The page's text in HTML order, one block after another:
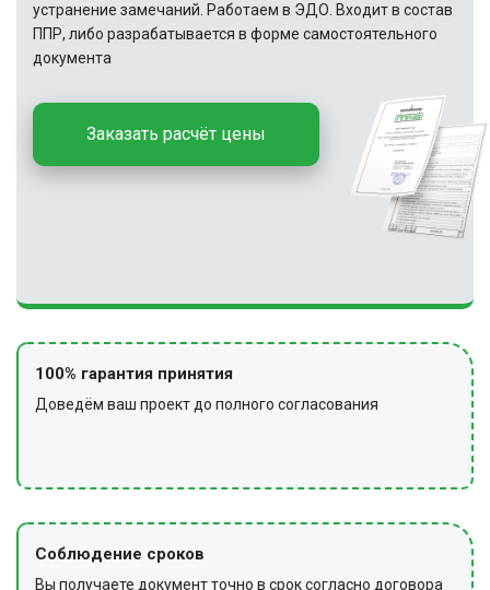
устранение замечаний. Работаем в ЭДО. Входит в состав
ППР, либо разрабатывается в форме самостоятельного
документа
Заказать расчёт цены
100% гарантия принятия
Доведём ваш проект до полного согласования
Соблюдение сроков
Вы получаете документ точно в срок согласно договора